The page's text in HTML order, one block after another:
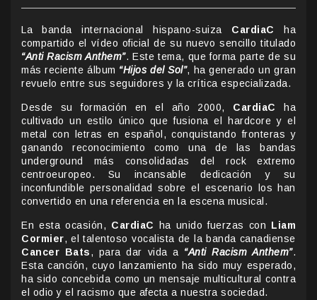
La banda internacional hispano-suiza CardiaC
ha
compartido el vídeo oficial de su nuevo sencillo titulado
“Anti Racism Anthem”. Este tema, que forma parte de su
más reciente álbum “Hijos del Sol”, ha generado un gran
revuelo entre sus seguidores y la crítica especializada.
Desde su formación en el año 2000, CardiaC
ha
cultivado un estilo único que fusiona el hardcore y el
metal con letras en español, conquistando fronteras y
ganando reconocimiento como una de las bandas
underground más consolidadas del rock extremo
centroeuropeo. Su incansable dedicación y su
inconfundible personalidad sobre el escenario los han
convertido en una referencia en la escena musical.
En esta ocasión, CardiaC ha unido fuerzas con Liam
Cormier, el talentoso vocalista de la banda canadiense
Cancer Bats, para dar vida a “Anti Racism Anthem”.
Esta canción, cuyo lanzamiento ha sido muy esperado,
ha sido concebida como un mensaje multicultural contra
el odio y el racismo que afecta a nuestra sociedad.